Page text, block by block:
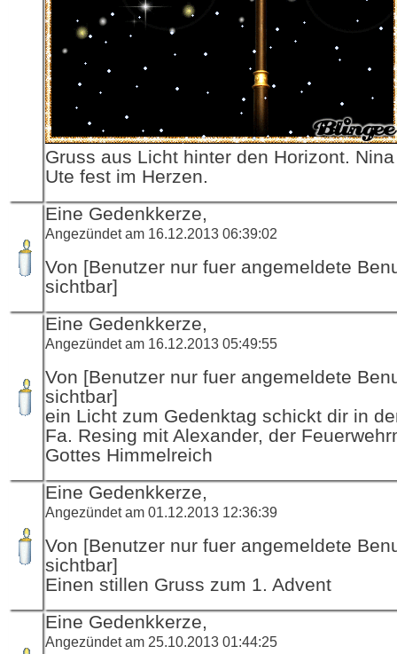
Gruss aus Licht hinter den Horizont.
Ute fest im Herzen.
Eine Gedenkkerze,
Angezündet am 16.12.2013 06:39:02
Von [Benutzer nur fuer angemeldete
sichtbar]
Eine Gedenkkerze,
Angezündet am 16.12.2013 05:49:55
Von [Benutzer nur fuer angemeldete
sichtbar]
ein Licht zum Gedenktag schickt dir in
Fa. Resing mit Alexander, der
Gottes Himmelreich
Eine Gedenkkerze,
Angezündet am 01.12.2013 12:36:39
Von [Benutzer nur fuer angemeldete
sichtbar]
Einen stillen Gruss zum 1. Advent
Eine Gedenkkerze,
Angezündet am 25.10.2013 01:44:25